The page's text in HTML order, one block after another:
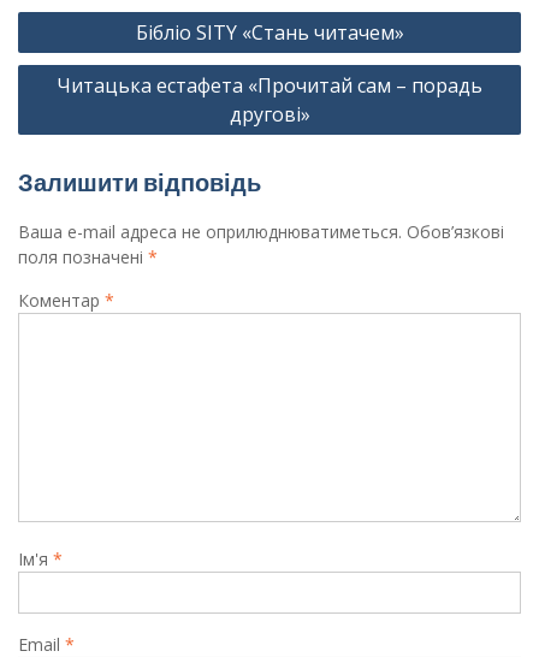
Навігація
записів
Бібліо SITY «Стань читачем»
Читацька естафета «Прочитай сам – порадь
другові»
Залишити відповідь
Ваша e-mail адреса не оприлюднюватиметься. Обов’язкові
поля позначені *
Коментар *
Ім'я *
Email *